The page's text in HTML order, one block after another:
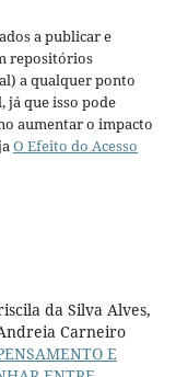
a publicar e
repositórios
a qualquer ponto
já que isso pode
aumentar o impacto
O Efeito do Acesso
da Silva Alves,
Carneiro
E